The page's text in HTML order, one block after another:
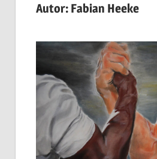
Autor: Fabian Heeke